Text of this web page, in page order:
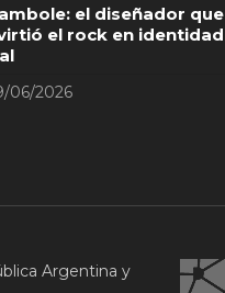
el diseñador que
el rock en identidad
06/2026
Argentina y